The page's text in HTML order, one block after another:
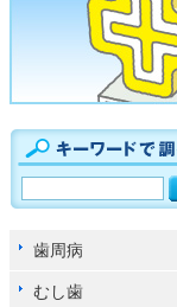
歯周病
むし歯